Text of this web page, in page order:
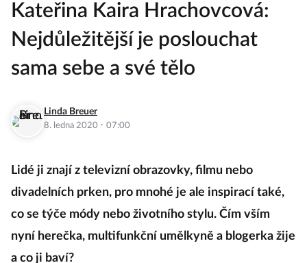
Kateřina Kaira Hrachovcová:
Nejdůležitější je poslouchat
sama sebe a své tělo
Linda Breuer
8. ledna 2020 · 07:00
Lidé ji znají z televizní obrazovky, filmu nebo
divadelních prken, pro mnohé je ale inspirací také,
co se týče módy nebo životního stylu. Čím vším
nyní herečka, multifunkční umělkyně a blogerka žije
a co ji baví?